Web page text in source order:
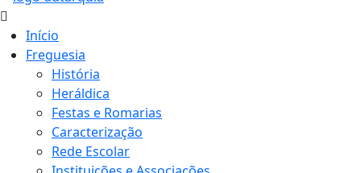
Início
Freguesia
História
Heráldica
Festas e Romarias
Caracterização
Rede Escolar